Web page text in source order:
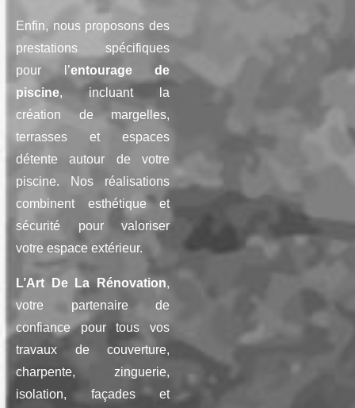
Enfin, nous proposons des
prestations spécifiques
pour l’entourage de
piscine, incluant la
création de margelles,
terrasses et espaces
détente autour de votre
piscine. Nos réalisations
combinent esthétique et
sécurité pour valoriser
votre espace extérieur.
L’Art De La Rénovation,
votre partenaire de
confiance pour tous vos
travaux de couverture,
charpente, zinguerie,
isolation, façades et